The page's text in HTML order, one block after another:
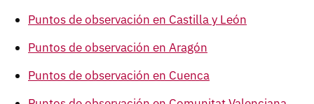
Puntos de observación en Castilla y León
Puntos de observación en Aragón
Puntos de observación en Cuenca